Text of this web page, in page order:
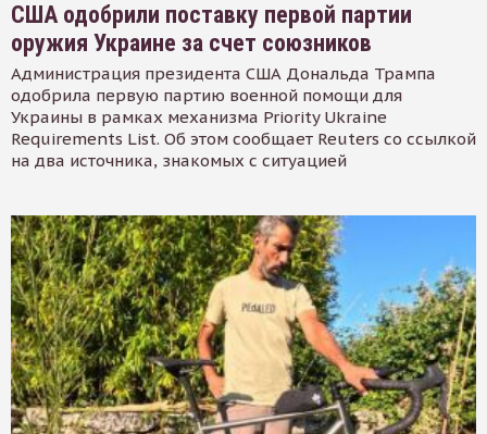
США одобрили поставку первой партии
оружия Украине за счет союзников
Администрация президента США Дональда Трампа
одобрила первую партию военной помощи для
Украины в рамках механизма Priority Ukraine
Requirements List. Об этом сообщает Reuters со ссылкой
на два источника, знакомых с ситуацией